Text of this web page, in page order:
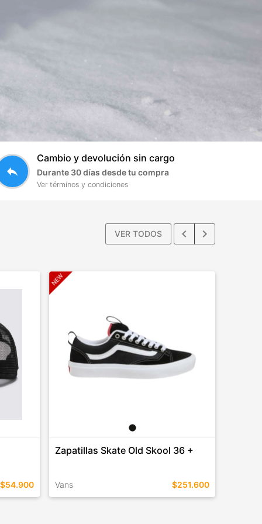
reply
Cambio y devolución sin cargo
Durante 30 días desde tu compra
Ver términos y condiciones
VER TODOS keyboard_arrow_left keyboard_arrow_right
$54.900
Zapatillas Skate Old Skool 36 +
Vans $251.600